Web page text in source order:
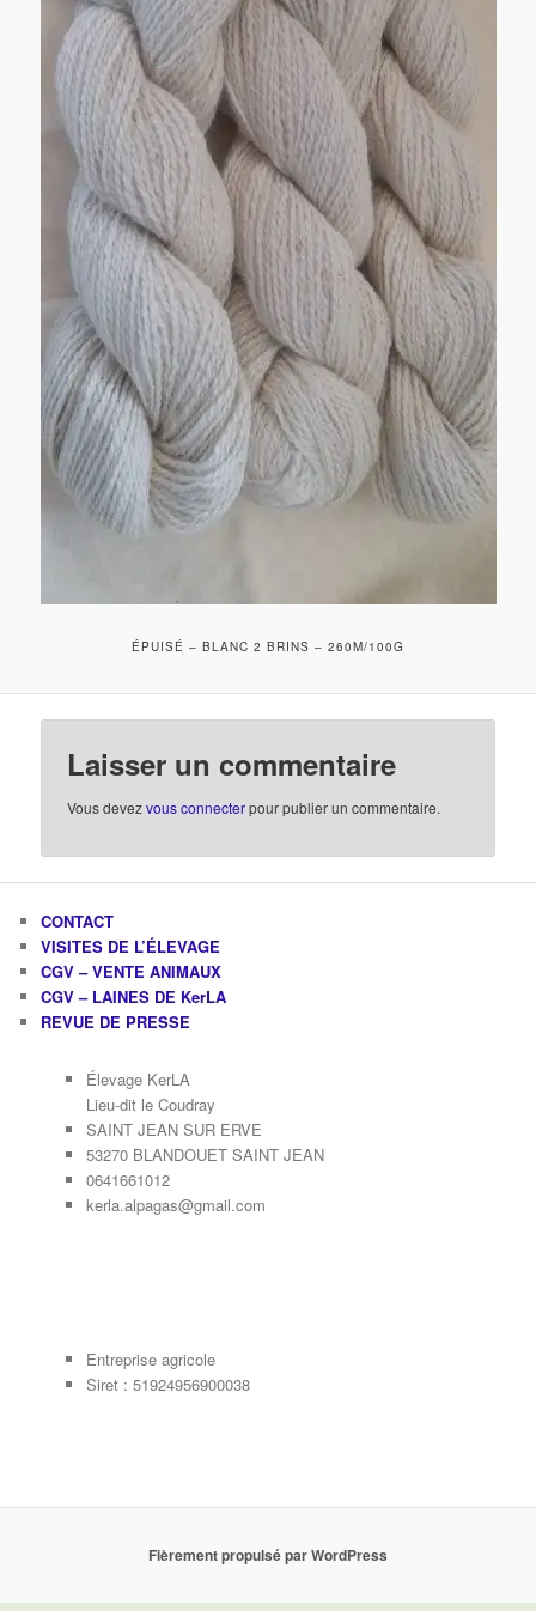
ÉPUISÉ – BLANC 2 BRINS – 260M/100G
Laisser un commentaire
Vous devezvous connecterpour publier un commentaire.
CONTACT
VISITES DE L’ÉLEVAGE
CGV – VENTE ANIMAUX
CGV – LAINES DE KerLA
REVUE DE PRESSE
Élevage KerLA
Lieu-dit le Coudray
SAINT JEAN SUR ERVE
53270 BLANDOUET SAINT JEAN
0641661012
kerla.alpagas@gmail.com
Entreprise agricole
Siret : 51924956900038
Fièrement propulsé par WordPress